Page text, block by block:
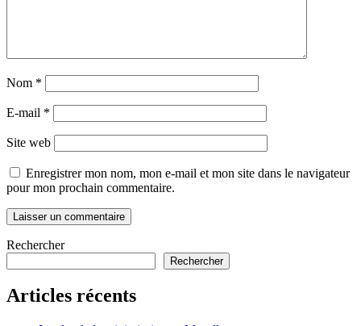
Nom *
E-mail *
Site web
Enregistrer mon nom, mon e-mail et mon site dans le navigateur
pour mon prochain commentaire.
Rechercher
Rechercher
Articles récents